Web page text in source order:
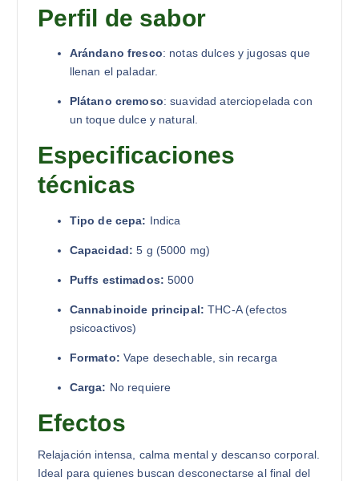
Perfil de sabor
Arándano fresco: notas dulces y jugosas que
llenan el paladar.
Plátano cremoso: suavidad aterciopelada con
un toque dulce y natural.
Especificaciones
técnicas
Tipo de cepa: Indica
Capacidad: 5 g (5000 mg)
Puffs estimados: 5000
Cannabinoide principal: THC-A (efectos
psicoactivos)
Formato: Vape desechable, sin recarga
Carga: No requiere
Efectos
Relajación intensa, calma mental y descanso corporal.
Ideal para quienes buscan desconectarse al final del